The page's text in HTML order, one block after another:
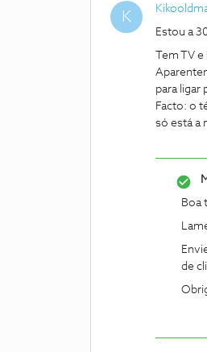
K
Estou a
Tem TV
para ligar
Facto: o
só está a
Boa
de